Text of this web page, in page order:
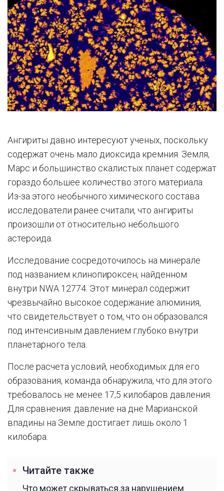
Ангириты давно интересуют ученых, поскольку
содержат очень мало диоксида кремния. Земля,
Марс и большинство скалистых планет содержат
гораздо большее количество этого материала.
Из-за этого необычного химического состава
исследователи ранее считали, что ангириты
произошли от относительно небольшого
астероида.
Исследование сосредоточилось на минерале
под названием клинопироксен, найденном
внутри NWA 12774. Этот минерал содержит
чрезвычайно высокое содержание алюминия,
что свидетельствует о том, что он образовался
под интенсивным давлением глубоко внутри
планетарного тела.
После расчета условий, необходимых для его
образования, команда обнаружила, что для этого
требовалось не менее 17,5 килобаров давления.
Для сравнения: давление на дне Марианской
впадины на Земле достигает лишь около 1
килобара.
Читайте также
Что может скрываться за нарушением